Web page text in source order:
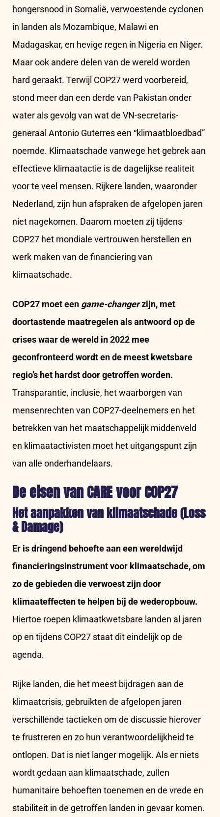
hongersnood in Somalië, verwoestende cyclonen
in landen als Mozambique, Malawi en
Madagaskar, en hevige regen in Nigeria en Niger.
Maar ook andere delen van de wereld worden
hard geraakt. Terwijl COP27 werd voorbereid,
stond meer dan een derde van Pakistan onder
water als gevolg van wat de VN-secretaris-
generaal Antonio Guterres een “klimaatbloedbad”
noemde. Klimaatschade vanwege het gebrek aan
effectieve klimaatactie is de dagelijkse realiteit
voor te veel mensen. Rijkere landen, waaronder
Nederland, zijn hun afspraken de afgelopen jaren
niet nagekomen. Daarom moeten zij tijdens
COP27 het mondiale vertrouwen herstellen en
werk maken van de financiering van
klimaatschade.
COP27 moet een game-changerzijn, met
doortastende maatregelen als antwoord op de
crises waar de wereld in 2022 mee
geconfronteerd wordt en de meest kwetsbare
regio’s het hardst door getroffen worden.
Transparantie, inclusie, het waarborgen van
mensenrechten van COP27-deelnemers en het
betrekken van het maatschappelijk middenveld
en klimaatactivisten moet het uitgangspunt zijn
van alle onderhandelaars.
De eisen van CARE voor COP27
Het aanpakken van klimaatschade (Loss
& Damage)
Er is dringend behoefte aan een wereldwijd
financieringsinstrument voor klimaatschade, om
zo de gebieden die verwoest zijn door
klimaateffecten te helpen bij de wederopbouw.
Hiertoe roepen klimaatkwetsbare landen al jaren
op en tijdens COP27 staat dit eindelijk op de
agenda.
Rijke landen, die het meest bijdragen aan de
klimaatcrisis, gebruikten de afgelopen jaren
verschillende tactieken om de discussie hierover
te frustreren en zo hun verantwoordelijkheid te
ontlopen. Dat is niet langer mogelijk. Als er niets
wordt gedaan aan klimaatschade, zullen
humanitaire behoeften toenemen en de vrede en
stabiliteit in de getroffen landen in gevaar komen.